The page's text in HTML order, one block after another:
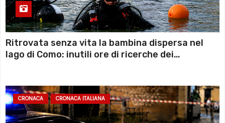
Ritrovata senza vita la bambina dispersa nel
lago di Como: inutili ore di ricerche dei
CRONACA CRONACA ITALIANA